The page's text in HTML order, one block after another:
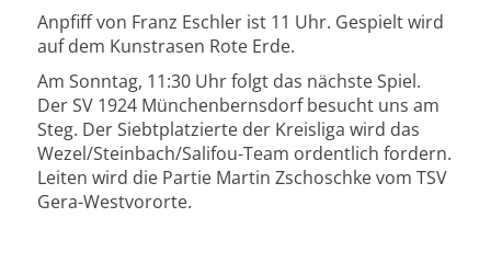
Anpfiff von Franz Eschler ist 11 Uhr. Gespielt wird
auf dem Kunstrasen Rote Erde.
Am Sonntag, 11:30 Uhr folgt das nächste Spiel.
Der SV 1924 Münchenbernsdorf besucht uns am
Steg. Der Siebtplatzierte der Kreisliga wird das
Wezel/Steinbach/Salifou-Team ordentlich fordern.
Leiten wird die Partie Martin Zschoschke vom TSV
Gera-Westvororte.